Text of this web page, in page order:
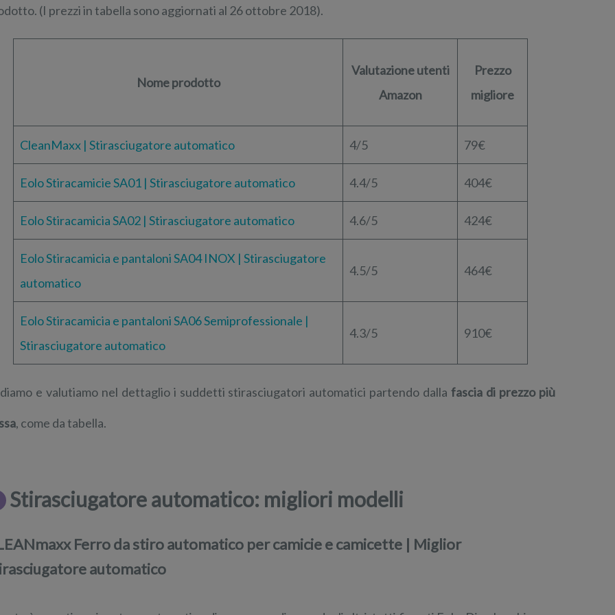
(I prezzi in tabella sono aggiornati al 26 ottobre 2018).
Nome prodotto
Valutazione utenti
Amazon
Prezzo
migliore
CleanMaxx | Stirasciugatore automatico 4/5 79€
Eolo Stiracamicie SA01 | Stirasciugatore automatico 4.4/5 404€
Eolo Stiracamicia SA02 | Stirasciugatore automatico 4.6/5 424€
Eolo Stiracamicia e pantaloni SA04 INOX | Stirasciugatore
automatico
4.5/5 464€
Eolo Stiracamicia e pantaloni SA06 Semiprofessionale |
Stirasciugatore automatico
4.3/5 910€
e valutiamo nel dettaglio i suddetti stirasciugatori automatici partendo dalla fascia di prezzo più
, come da tabella.
Stirasciugatore automatico: migliori modelli
Ferro da stiro automatico per camicie e camicette | Miglior
automatico